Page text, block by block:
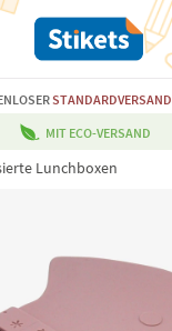
STANDARDVERSAND
MIT ECO-VERSAND
Lunchboxen